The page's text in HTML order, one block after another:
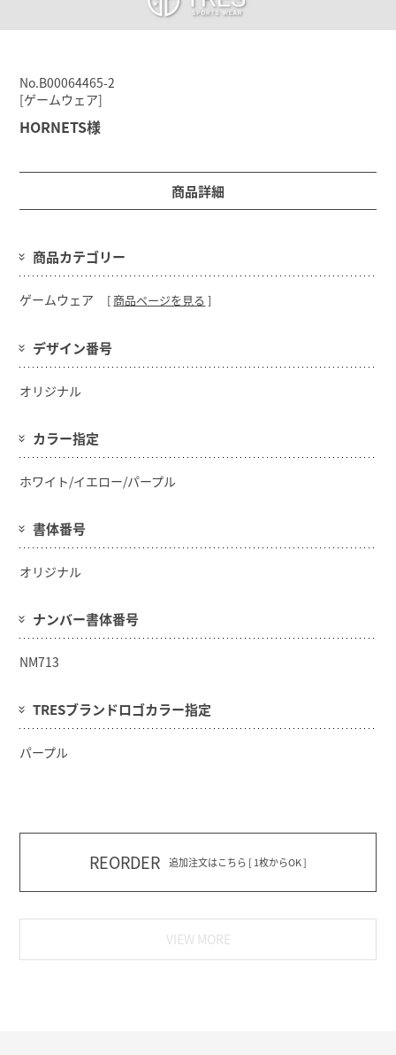
No.B00064465-2
[ゲームウェア]
HORNETS様
商品詳細
商品カテゴリー
ゲームウェア [ 商品ページを見る ]
デザイン番号
オリジナル
カラー指定
ホワイト/イエロー/パープル
書体番号
オリジナル
ナンバー書体番号
NM713
TRESブランドロゴカラー指定
パープル
REORDER 追加注文はこちら [ 1枚からOK ]
VIEW MORE